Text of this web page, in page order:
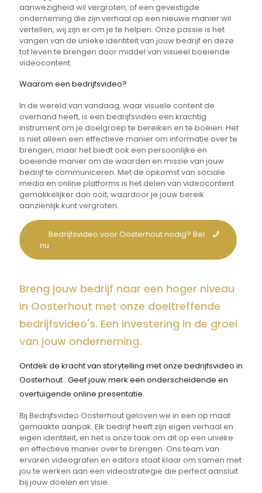
aanwezigheid wil vergroten, of een gevestigde
onderneming die zijn verhaal op een nieuwe manier wil
vertellen, wij zijn er om je te helpen. Onze passie is het
vangen van de unieke identiteit van jouw bedrijf en deze
tot leven te brengen door middel van visueel boeiende
videocontent.
Waarom een bedrijfsvideo?
In de wereld van vandaag, waar visuele content de
overhand heeft, is een bedrijfsvideo een krachtig
instrument om je doelgroep te bereiken en te boeien. Het
is niet alleen een effectieve manier om informatie over te
brengen, maar het biedt ook een persoonlijke en
boeiende manier om de waarden en missie van jouw
bedrijf te communiceren. Met de opkomst van sociale
media en online platforms is het delen van videocontent
gemakkelijker dan ooit, waardoor je jouw bereik
aanzienlijk kunt vergroten.
Bedrijfsvideo voor Oosterhout nodig? Bel
nu
Breng jouw bedrijf naar een hoger niveau
in Oosterhout met onze doeltreffende
bedrijfsvideo's. Een investering in de groei
van jouw onderneming.
Ontdek de kracht van storytelling met onze bedrijfsvideo in
Oosterhout . Geef jouw merk een onderscheidende en
overtuigende online presentatie.
Bij Bedrijfsvideo Oosterhout geloven we in een op maat
gemaakte aanpak. Elk bedrijf heeft zijn eigen verhaal en
eigen identiteit, en het is onze taak om dit op een unieke
en effectieve manier over te brengen. Ons team van
ervaren videografen en editors staat klaar om samen met
jou te werken aan een videostrategie die perfect aansluit
bij jouw doelen en visie.